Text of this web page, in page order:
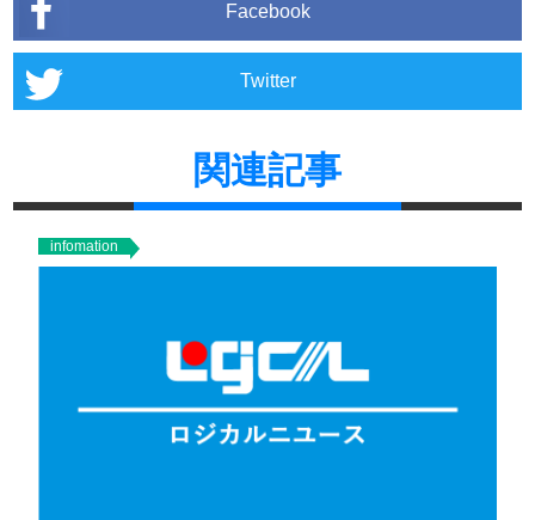
Facebook
Twitter
関連記事
infomation